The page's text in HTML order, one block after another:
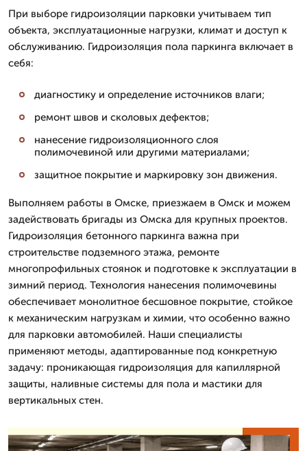
При выборе гидроизоляции парковки учитываем тип
объекта, эксплуатационные нагрузки, климат и доступ к
обслуживанию. Гидроизоляция пола паркинга включает в
себя:
диагностику и определение источников влаги;
ремонт швов и сколовых дефектов;
нанесение гидроизоляционного слоя
полимочевиной или другими материалами;
защитное покрытие и маркировку зон движения.
Выполняем работы в Омске, приезжаем в Омск и можем
задействовать бригады из Омска для крупных проектов.
Гидроизоляция бетонного паркинга важна при
строительстве подземного этажа, ремонте
многопрофильных стоянок и подготовке к эксплуатации в
зимний период. Технология нанесения полимочевины
обеспечивает монолитное бесшовное покрытие, стойкое
к механическим нагрузкам и химии, что особенно важно
для парковки автомобилей. Наши специалисты
применяют методы, адаптированные под конкретную
задачу: проникающая гидроизоляция для капиллярной
защиты, наливные системы для пола и мастики для
вертикальных стен.